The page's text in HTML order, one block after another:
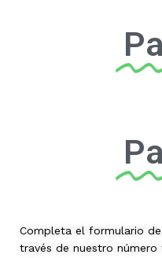
Completa el formulario
través de nuestro